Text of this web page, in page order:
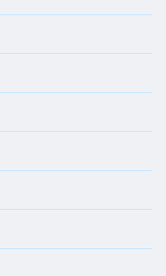
Juist het heldere,
omgeving, lijkt wel